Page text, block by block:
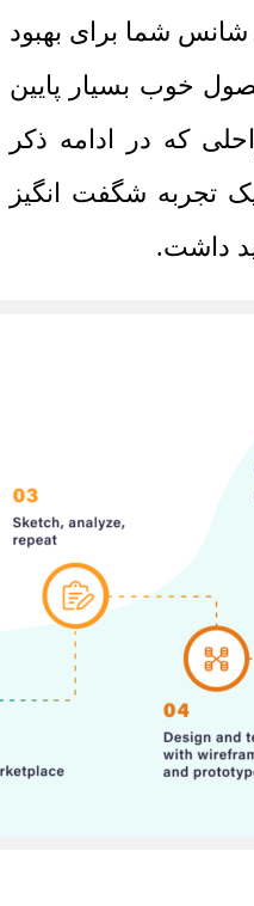
شانس شما برای بهبود
خوب بسیار پایین
که در ادامه ذکر
تجربه شگفت انگیز
داشت.